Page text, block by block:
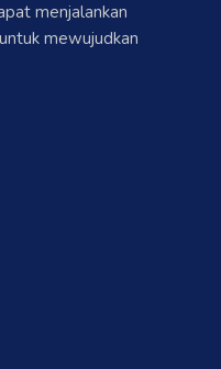
menjalankan
mewujudkan